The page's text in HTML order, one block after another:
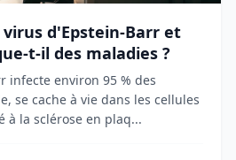
d'Epstein-Barr et
t-il des maladies ?
infecte environ 95 % des
se cache à vie dans les cellules
à la sclérose en plaq...